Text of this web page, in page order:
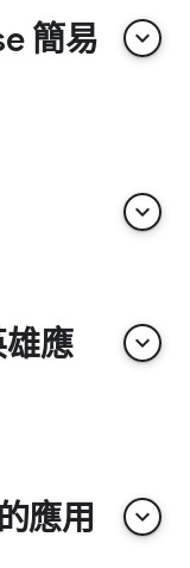
簡易
keyboard_arrow_down
keyboard_arrow_down
應
keyboard_arrow_down
應用
keyboard_arrow_down